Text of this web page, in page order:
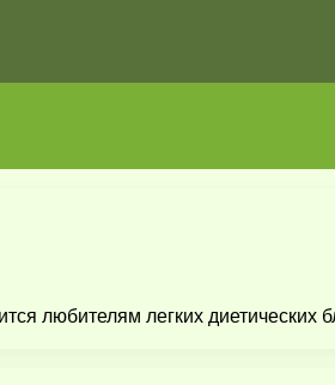
любителям легких